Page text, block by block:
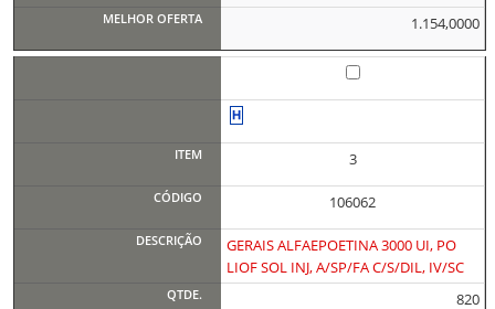
1.154,0000
3
106062
GERAIS ALFAEPOETINA 3000 UI, PO
LIOF SOL INJ, A/SP/FA C/S/DIL, IV/SC
820